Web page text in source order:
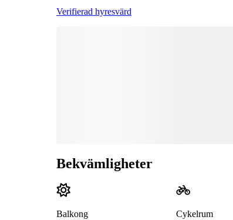
Verifierad hyresvärd
Bekvämligheter
Balkong Cykelrum